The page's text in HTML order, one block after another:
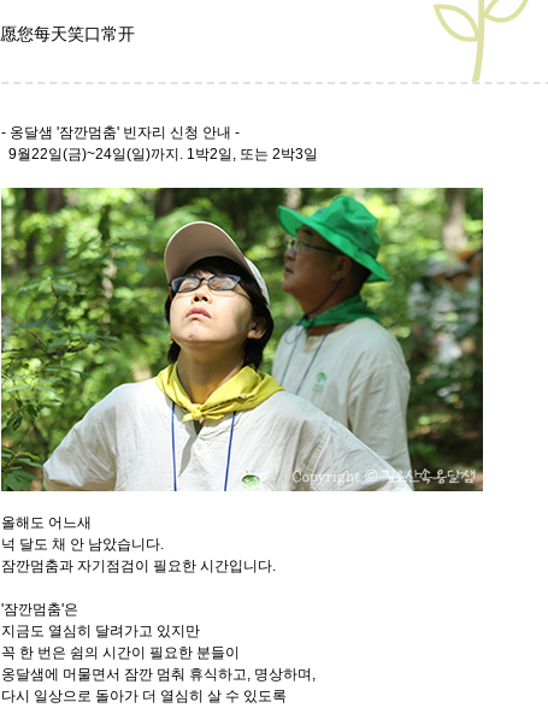
愿您每天笑口常开
- 옹달샘 '잠깐멈춤' 빈자리 신청 안내 -
9월22일(금)~24일(일)까지. 1박2일, 또는 2박3일
올해도 어느새
넉 달도 채 안 남았습니다.
잠깐멈춤과 자기점검이 필요한 시간입니다.
'잠깐멈춤'은
지금도 열심히 달려가고 있지만
꼭 한 번은 쉼의 시간이 필요한 분들이
옹달샘에 머물면서 잠깐 멈춰 휴식하고, 명상하며,
다시 일상으로 돌아가 더 열심히 살 수 있도록